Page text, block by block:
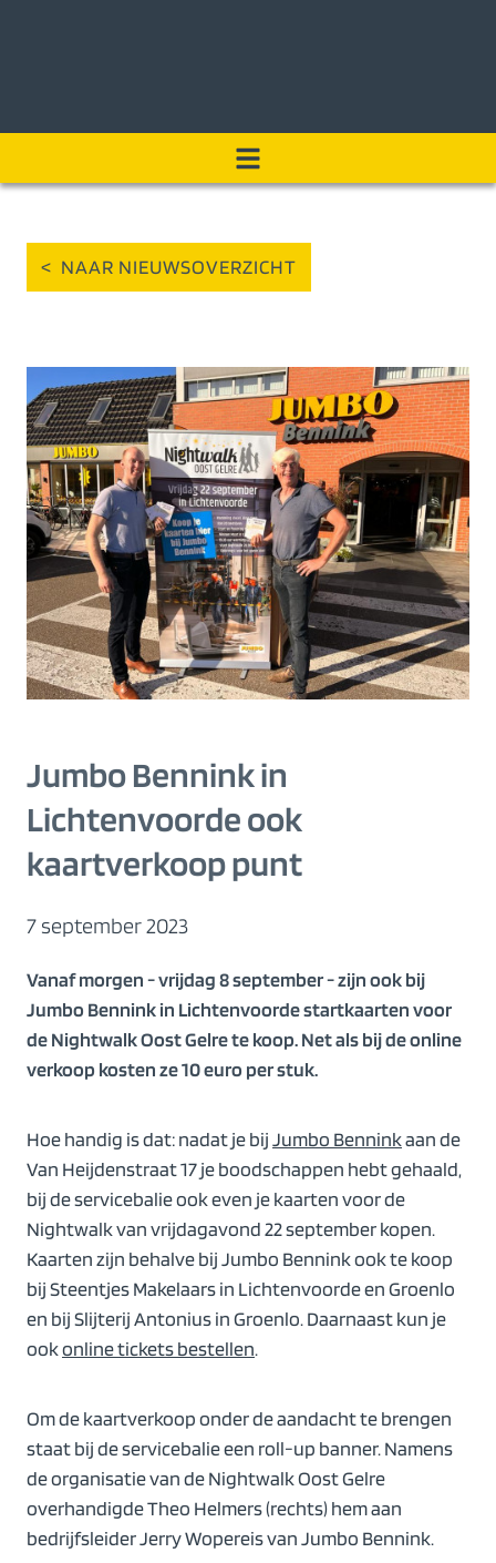
< NAAR NIEUWSOVERZICHT
Jumbo Bennink in
Lichtenvoorde ook
kaartverkoop punt
7 september 2023
Vanaf morgen - vrijdag 8 september - zijn ook bij
Jumbo Bennink in Lichtenvoorde startkaarten voor
de Nightwalk Oost Gelre te koop. Net als bij de online
verkoop kosten ze 10 euro per stuk.
Hoe handig is dat: nadat je bijJumbo Benninkaan de
Van Heijdenstraat 17 je boodschappen hebt gehaald,
bij de servicebalie ook even je kaarten voor de
Nightwalk van vrijdagavond 22 september kopen.
Kaarten zijn behalve bij Jumbo Bennink ook te koop
bij Steentjes Makelaars in Lichtenvoorde en Groenlo
en bij Slijterij Antonius in Groenlo. Daarnaast kun je
ookonline tickets bestellen.
Om de kaartverkoop onder de aandacht te brengen
staat bij de servicebalie een roll-up banner. Namens
de organisatie van de Nightwalk Oost Gelre
overhandigde Theo Helmers (rechts) hem aan
bedrijfsleider Jerry Wopereis van Jumbo Bennink.